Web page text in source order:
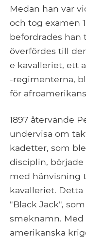
Medan han var
och tog examen
befordrades han
överfördes till
e kavalleriet, ett
-regimenterna,
för
1897 återvände
undervisa om
kadetter, som
disciplin,
med hänvisning
kavalleriet. Detta
"Black Jack",
smeknamn.
amerikanska